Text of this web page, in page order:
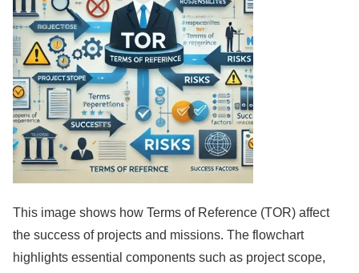
This image shows how Terms of Reference (TOR) affect
the success of projects and missions. The flowchart
highlights essential components such as project scope,